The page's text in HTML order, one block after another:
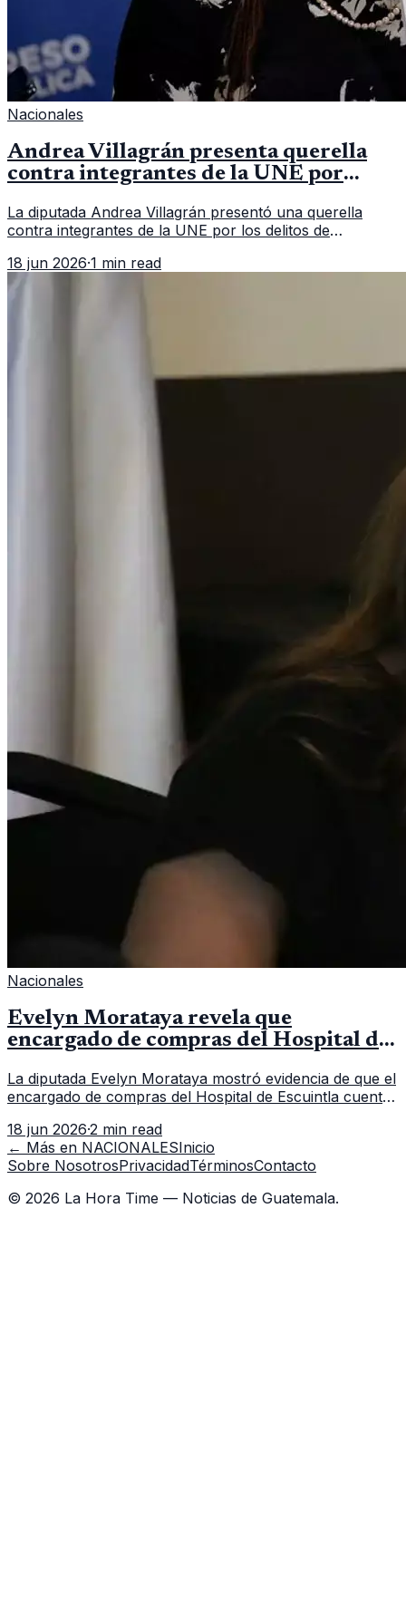
Nacionales
Andrea Villagrán presenta querella
contra integrantes de la UNE por
La diputada Andrea Villagrán presentó una querella
contra integrantes de la UNE por los delitos de
18 jun 2026·1 min read
Nacionales
Evelyn Morataya revela que
encargado de compras del Hospital de
La diputada Evelyn Morataya mostró evidencia de que el
encargado de compras del Hospital de Escuintla cuenta
capacitación en la capital.
18 jun 2026·2 min read
← Más en NACIONALESInicio
Sobre NosotrosPrivacidadTérminosContacto
© 2026 La Hora Time — Noticias de Guatemala.